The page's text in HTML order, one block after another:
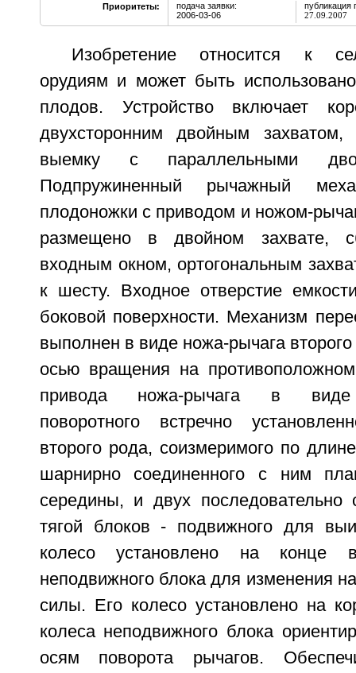
Приоритеты:
подача заявки:
2006-03-06
публикация
27.09.2007
Изобретение относится к
орудиям и может быть
плодов. Устройство включает
двухсторонним двойным
выемку с параллельными
Подпружиненный рычажный
плодоножки с приводом и ножом-
размещено в двойном захвате,
входным окном, ортогональным
к шесту. Входное отверстие
боковой поверхности. Механизм
выполнен в виде ножа-рычага
осью вращения на
привода ножа-рычага в виде
поворотного встречно
второго рода, соизмеримого по
шарнирно соединенного с ним
середины, и двух последовательно
тягой блоков - подвижного для
колесо установлено на конце
неподвижного блока для изменения
силы. Его колесо установлено на
колеса неподвижного блока
осям поворота рычагов.